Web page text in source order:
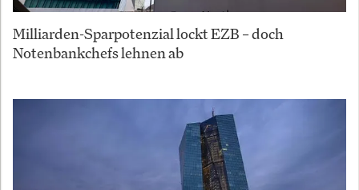
Milliarden-Sparpotenzial lockt EZB – doch
Notenbankchefs lehnen ab